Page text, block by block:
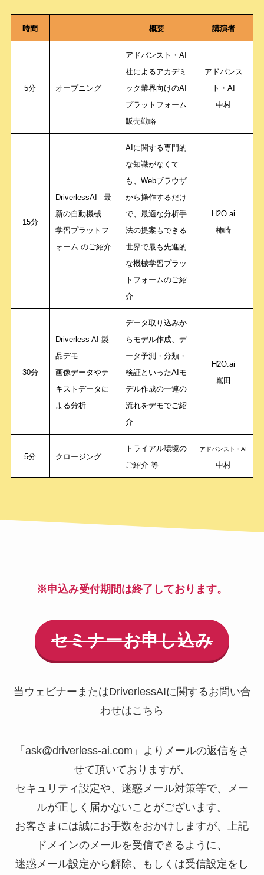
時間 概要 講演者
5分 オープニング
アドバンスト・AI
社によるアカデミ
ック業界向けのAI
プラットフォーム
販売戦略
アドバンス
ト・AI
中村
15分
DriverlessAI –最
新の自動機械
学習プラットフ
ォーム のご紹介
AIに関する専門的
な知識がなくて
も、Webブラウザ
から操作するだけ
で、最適な分析手
法の提案もできる
世界で最も先進的
な機械学習プラッ
トフォームのご紹
介
H2O.ai
柿崎
30分
Driverless AI 製
品デモ
画像データやテ
キストデータに
よる分析
データ取り込みか
らモデル作成、デ
ータ予測・分類・
検証といったAIモ
デル作成の一連の
流れをデモでご紹
介
H2O.ai
嶌田
5分 クロージング
トライアル環境の
ご紹介 等
アドバンスト・AI
中村
※申込み受付期間は終了しております。
セミナーお申し込み
当ウェビナーまたはDriverlessAIに関するお問い合
わせはこちら
「ask@driverless-ai.com」よりメールの返信をさ
せて頂いておりますが、
セキュリティ設定や、迷惑メール対策等で、メー
ルが正しく届かないことがございます。
お客さまには誠にお手数をおかけしますが、上記
ドメインのメールを受信できるように、
迷惑メール設定から解除、もしくは受信設定をし